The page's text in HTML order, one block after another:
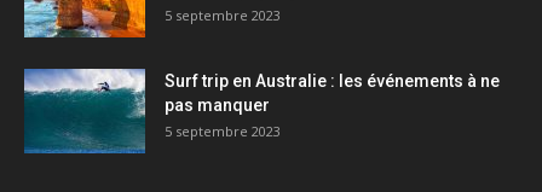
5 septembre 2023
Surf trip en Australie : les événements à ne
pas manquer
5 septembre 2023